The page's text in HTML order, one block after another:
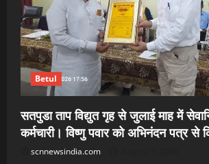
Betul
सतपुडा ताप विद्युत गृह से जुलाई माह में
कर्मचारी। विष्णु पवार को अभिनंदन पत्र से
scnnewsindia.com